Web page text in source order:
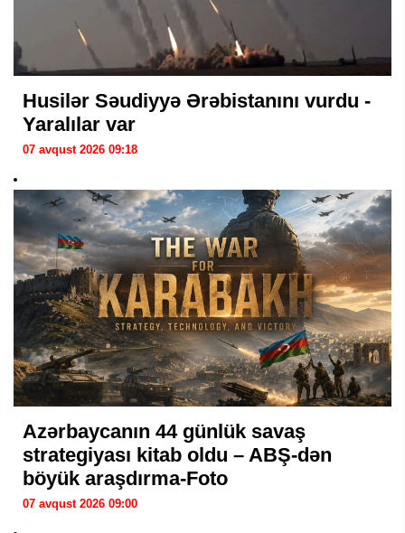
Husilər Səudiyyə Ərəbistanını vurdu -
Yaralılar var
07 avqust 2026 09:18
Azərbaycanın 44 günlük savaş
strategiyası kitab oldu – ABŞ-dən
böyük araşdırma-Foto
07 avqust 2026 09:00